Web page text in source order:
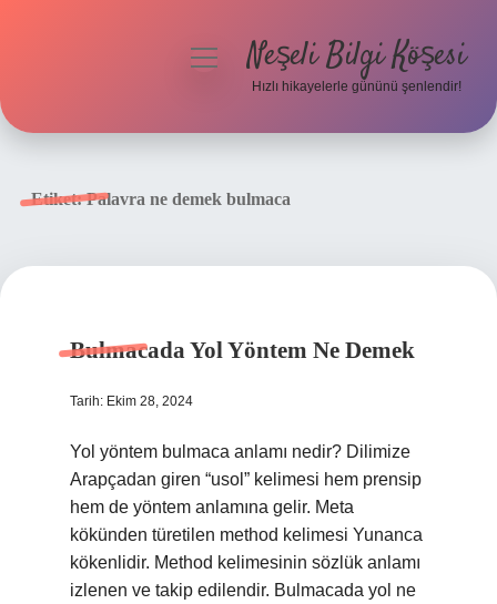
menüyüNeşeli Bilgi Köşesi
Hızlı hikayelerle gününü şenlendir!
Etiket:Palavra ne demek bulmaca
Bulmacada Yol Yöntem Ne Demek
Tarih: Ekim 28, 2024
Yol yöntem bulmaca anlamı nedir? Dilimize
Arapçadan giren “usol” kelimesi hem prensip
hem de yöntem anlamına gelir. Meta
kökünden türetilen method kelimesi Yunanca
kökenlidir. Method kelimesinin sözlük anlamı
izlenen ve takip edilendir. Bulmacada yol ne